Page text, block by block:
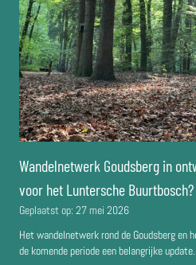
Wandelnetwerk Goudsberg in
voor het Luntersche Buurtbosch?
Geplaatst op: 27 mei 2026
Het wandelnetwerk rond de Goudsberg en
de komende periode een belangrijke